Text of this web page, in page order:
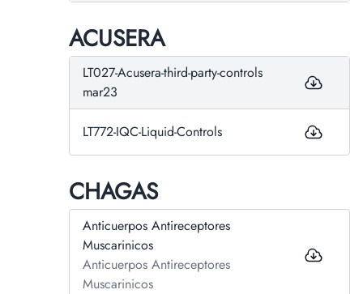
ACUSERA
LT027-Acusera-third-party-controls
mar23
LT772-IQC-Liquid-Controls
CHAGAS
Anticuerpos Antireceptores
Muscarinicos
Anticuerpos Antireceptores
Muscarinicos